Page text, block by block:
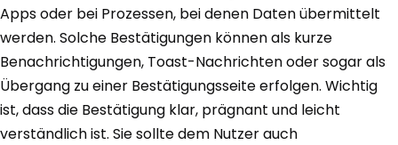
Apps oder bei Prozessen, bei denen Daten übermittelt
werden. Solche Bestätigungen können als kurze
Benachrichtigungen, Toast-Nachrichten oder sogar als
Übergang zu einer Bestätigungsseite erfolgen. Wichtig
ist, dass die Bestätigung klar, prägnant und leicht
verständlich ist. Sie sollte dem Nutzer auch